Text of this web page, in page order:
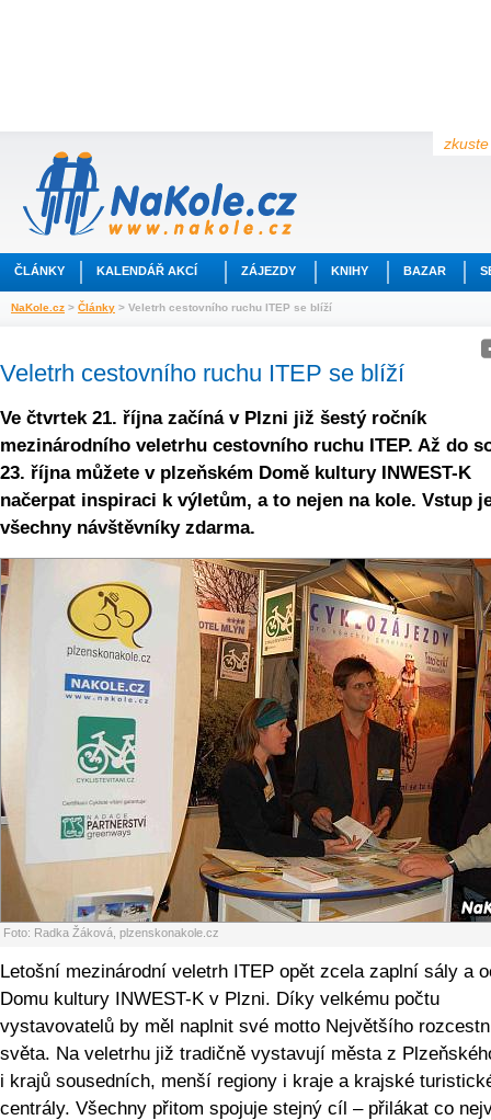
ČLÁNKY KALENDÁŘ AKCÍ ZÁJEZDY KNIHY BAZAR
NaKole.cz > Články > Veletrh cestovního ruchu ITEP se blíží
Veletrh cestovního ruchu ITEP se blíží
Ve čtvrtek 21. října začíná v Plzni již šestý ročník
mezinárodního veletrhu cestovního ruchu ITEP. Až do
23. října můžete v plzeňském Domě kultury INWEST-K
načerpat inspiraci k výletům, a to nejen na kole. Vstup
všechny návštěvníky zdarma.
Foto: Radka Žáková, plzenskonakole.cz
Letošní mezinárodní veletrh ITEP opět zcela zaplní sály a
Domu kultury INWEST-K v Plzni. Díky velkému počtu
vystavovatelů by měl naplnit své motto Největšího
světa. Na veletrhu již tradičně vystavují města z
i krajů sousedních, menší regiony i kraje a krajské
centrály. Všechny přitom spojuje stejný cíl – přilákat co